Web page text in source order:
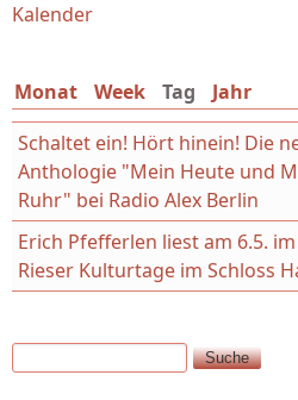
Sie sind hier
Kalender
Monat Week Tag (aktiver
Jahr
Schaltet ein! Hört hinein! Die
Anthologie "Mein Heute und
Ruhr" bei Radio Alex Berlin
Erich Pfefferlen liest am 6.5.
Rieser Kulturtage im Schloss
Suchformular
Suche